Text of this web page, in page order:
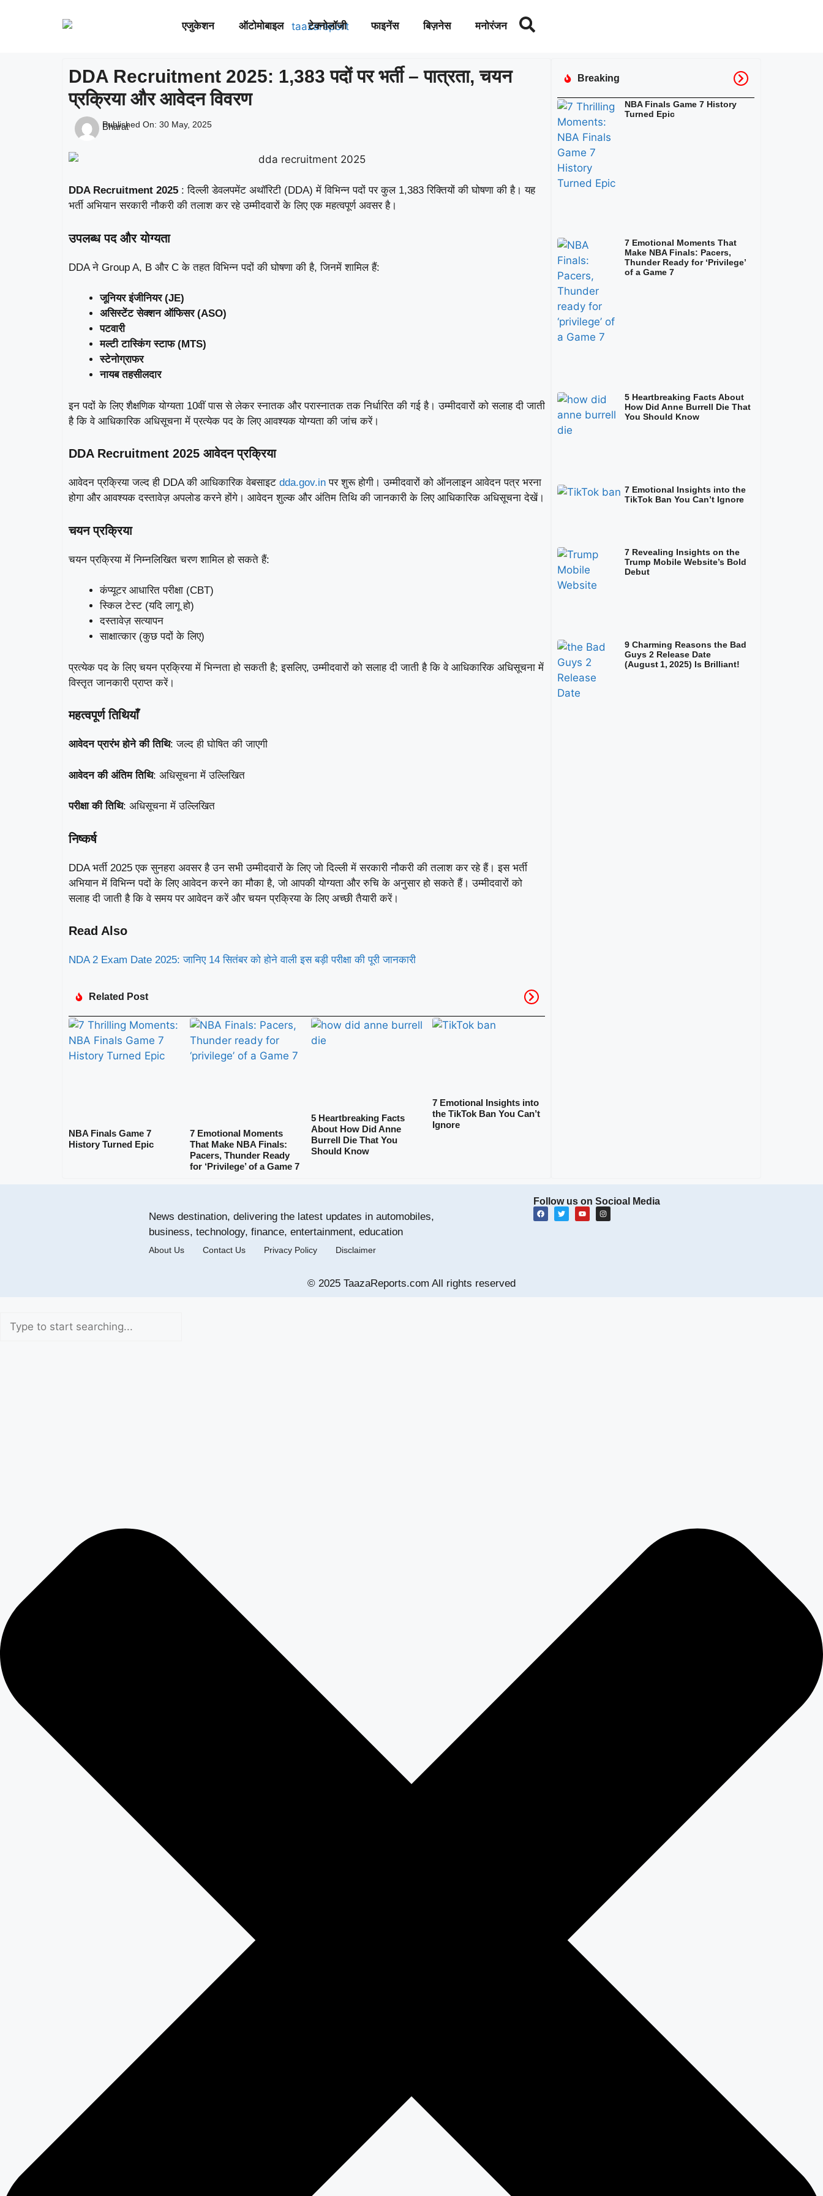
एजुकेशन ऑटोमोबाइल टेक्नोलॉजी फाइनेंस बिज़नेस मनोरंजन
DDA Recruitment 2025: 1,383 पदों पर भर्ती – पात्रता, चयन
प्रक्रिया और आवेदन विवरण
Bharat
Published On: 30 May, 2025
DDA Recruitment 2025 : दिल्ली डेवलपमेंट अथॉरिटी (DDA) में विभिन्न पदों पर कुल 1,383 रिक्तियों की घोषणा की है। यह
भर्ती अभियान सरकारी नौकरी की तलाश कर रहे उम्मीदवारों के लिए एक महत्वपूर्ण अवसर है।
उपलब्ध पद और योग्यता
DDA ने Group A, B और C के तहत विभिन्न पदों की घोषणा की है, जिनमें शामिल हैं:
जूनियर इंजीनियर (JE)
असिस्टेंट सेक्शन ऑफिसर (ASO)
पटवारी
मल्टी टास्किंग स्टाफ (MTS)
स्टेनोग्राफर
नायब तहसीलदार
इन पदों के लिए शैक्षणिक योग्यता 10वीं पास से लेकर स्नातक और परास्नातक तक निर्धारित की गई है। उम्मीदवारों को सलाह दी जाती
है कि वे आधिकारिक अधिसूचना में प्रत्येक पद के लिए आवश्यक योग्यता की जांच करें।
DDA Recruitment 2025 आवेदन प्रक्रिया
आवेदन प्रक्रिया जल्द ही DDA की आधिकारिक वेबसाइट dda.gov.in पर शुरू होगी। उम्मीदवारों को ऑनलाइन आवेदन पत्र भरना
होगा और आवश्यक दस्तावेज़ अपलोड करने होंगे। आवेदन शुल्क और अंतिम तिथि की जानकारी के लिए आधिकारिक अधिसूचना देखें।
चयन प्रक्रिया
चयन प्रक्रिया में निम्नलिखित चरण शामिल हो सकते हैं:
कंप्यूटर आधारित परीक्षा (CBT)
स्किल टेस्ट (यदि लागू हो)
दस्तावेज़ सत्यापन
साक्षात्कार (कुछ पदों के लिए)
प्रत्येक पद के लिए चयन प्रक्रिया में भिन्नता हो सकती है; इसलिए, उम्मीदवारों को सलाह दी जाती है कि वे आधिकारिक अधिसूचना में
विस्तृत जानकारी प्राप्त करें।
महत्वपूर्ण तिथियाँ
आवेदन प्रारंभ होने की तिथि: जल्द ही घोषित की जाएगी
आवेदन की अंतिम तिथि: अधिसूचना में उल्लिखित
परीक्षा की तिथि: अधिसूचना में उल्लिखित
निष्कर्ष
DDA भर्ती 2025 एक सुनहरा अवसर है उन सभी उम्मीदवारों के लिए जो दिल्ली में सरकारी नौकरी की तलाश कर रहे हैं। इस भर्ती
अभियान में विभिन्न पदों के लिए आवेदन करने का मौका है, जो आपकी योग्यता और रुचि के अनुसार हो सकते हैं। उम्मीदवारों को
सलाह दी जाती है कि वे समय पर आवेदन करें और चयन प्रक्रिया के लिए अच्छी तैयारी करें।
Read Also
NDA 2 Exam Date 2025: जानिए 14 सितंबर को होने वाली इस बड़ी परीक्षा की पूरी जानकारी
Related Post
NBA Finals Game 7
History Turned Epic
7 Emotional Moments
That Make NBA Finals:
Pacers, Thunder Ready
for ‘Privilege’ of a Game 7
5 Heartbreaking Facts
About How Did Anne
Burrell Die That You
Should Know
7 Emotional Insights into
the TikTok Ban You Can’t
Ignore
Breaking
NBA Finals Game 7 History
Turned Epic
7 Emotional Moments That
Make NBA Finals: Pacers,
Thunder Ready for ‘Privilege’
of a Game 7
5 Heartbreaking Facts About
How Did Anne Burrell Die That
You Should Know
7 Emotional Insights into the
TikTok Ban You Can’t Ignore
7 Revealing Insights on the
Trump Mobile Website’s Bold
Debut
9 Charming Reasons the Bad
Guys 2 Release Date
(August 1, 2025) Is Brilliant!
News destination, delivering the latest updates in automobiles,
business, technology, finance, entertainment, education
About Us Contact Us Privacy Policy Disclaimer
Follow us on Socioal Media
© 2025 TaazaReports.com All rights reserved